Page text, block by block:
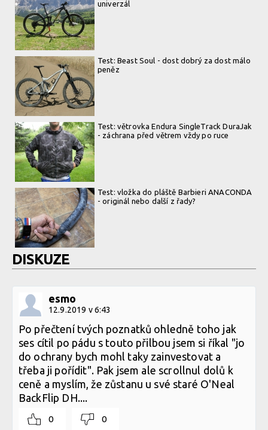
univerzál
Test: Beast Soul - dost dobrý za dost málo
peněz
Test: větrovka Endura SingleTrack DuraJak
- záchrana před větrem vždy po ruce
Test: vložka do pláště Barbieri ANACONDA
- originál nebo další z řady?
DISKUZE
esmo
12.9.2019 v 6:43
Po přečtení tvých poznatků ohledně toho jak
ses cítil po pádu s touto přilbou jsem si říkal "jo
do ochrany bych mohl taky zainvestovat a
třeba ji pořídit". Pak jsem ale scrollnul dolů k
ceně a myslím, že zůstanu u své staré O'Neal
BackFlip DH....
0 0